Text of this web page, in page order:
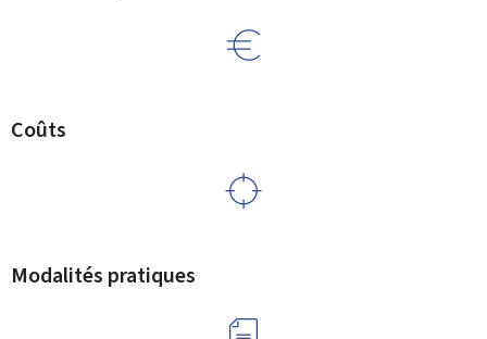
Coûts
Modalités pratiques